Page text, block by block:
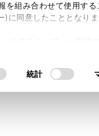
を組み合わせて使用す
同意したこととなりま
統計
入お気に入り 保存した見